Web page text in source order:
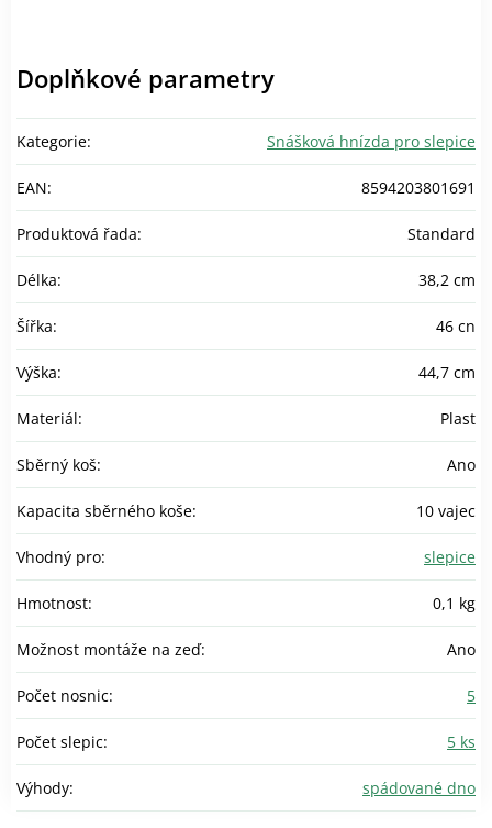
Doplňkové parametry
Kategorie: Snášková hnízda pro slepice
EAN: 8594203801691
Produktová řada: Standard
Délka: 38,2 cm
Šířka: 46 cn
Výška: 44,7 cm
Materiál: Plast
Sběrný koš: Ano
Kapacita sběrného koše: 10 vajec
Vhodný pro: slepice
Hmotnost: 0,1 kg
Možnost montáže na zeď: Ano
Počet nosnic: 5
Počet slepic: 5 ks
Výhody: spádované dno